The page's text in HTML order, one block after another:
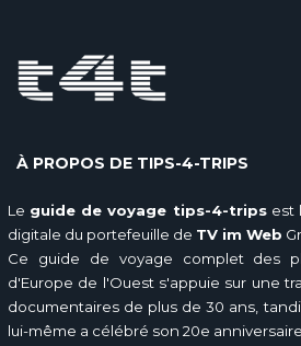
À PROPOS DE TIPS-4-TRIPS
Le guide de voyage tips-4-tripsest
digitale du portefeuille de TV im Web
Ce guide de voyage complet des
d'Europe de l'Ouest s'appuie sur une
documentaires de plus de 30 ans,
lui-même a célébré son 20e anniversaire